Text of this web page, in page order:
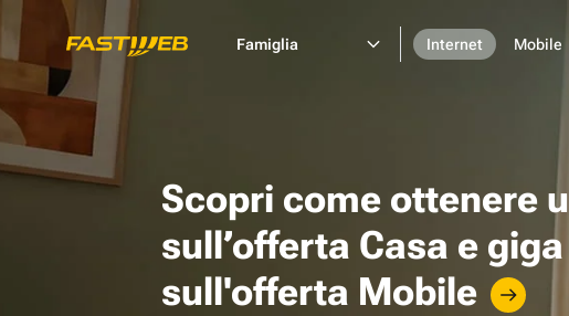
Famiglia Internet Mobile
Scopri come ottenere
sull’offerta Casa e
sull'offerta Mobile